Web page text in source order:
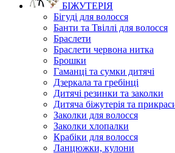
БІЖУТЕРІЯ
Бігуді для волосся
Банти та Твіллі для волосся
Браслети
Браслети червона нитка
Брошки
Гаманці та сумки дитячі
Дзеркала та гребінці
Дитячі резинки та заколки
Дитяча біжутерія та
Заколки для волосся
Заколки хлопалки
Крабіки для волосся
Ланцюжки, кулони